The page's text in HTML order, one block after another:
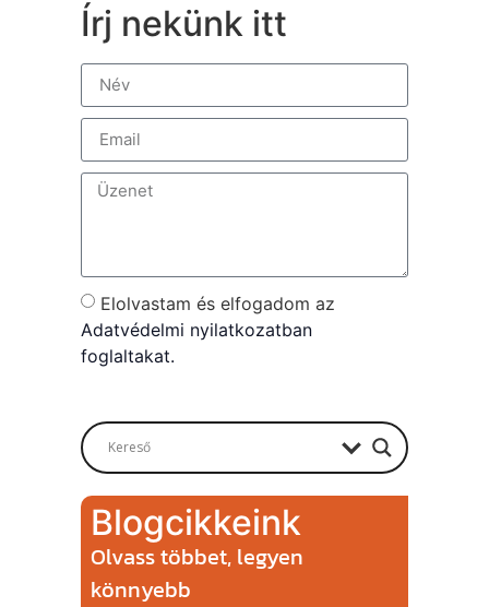
Írj nekünk itt
Elolvastam és elfogadom az
Adatvédelmi nyilatkozatban
foglaltakat.
Blogcikkeink
Olvass többet, legyen
könnyebb